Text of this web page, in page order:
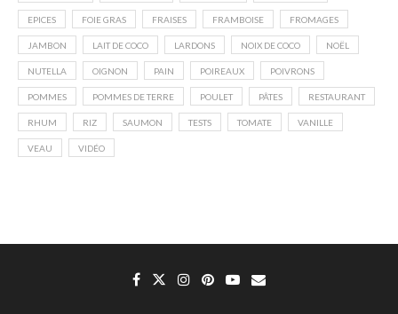
EPICES FOIE GRAS FRAISES FRAMBOISE FROMAGES
JAMBON LAIT DE COCO LARDONS NOIX DE COCO NOËL
NUTELLA OIGNON PAIN POIREAUX POIVRONS
POMMES POMMES DE TERRE POULET PÂTES RESTAURANT
RHUM RIZ SAUMON TESTS TOMATE VANILLE
VEAU VIDÉO